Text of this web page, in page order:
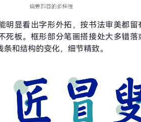
明显看出字形外拓，按书法审美都留
死板。框形部分笔画搭接处大多错落
和结构的变化，细节精致。